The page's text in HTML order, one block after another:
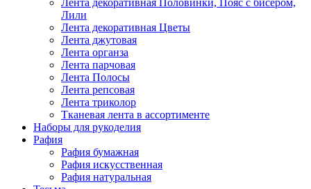
Лента декоративная Половинки, Пояс с бисером,
Лили
Лента декоративная Цветы
Лента джутовая
Лента органза
Лента парчовая
Лента Полосы
Лента репсовая
Лента триколор
Тканевая лента в ассортименте
Наборы для рукоделия
Рафия
Рафия бумажная
Рафия искусственная
Рафия натуральная